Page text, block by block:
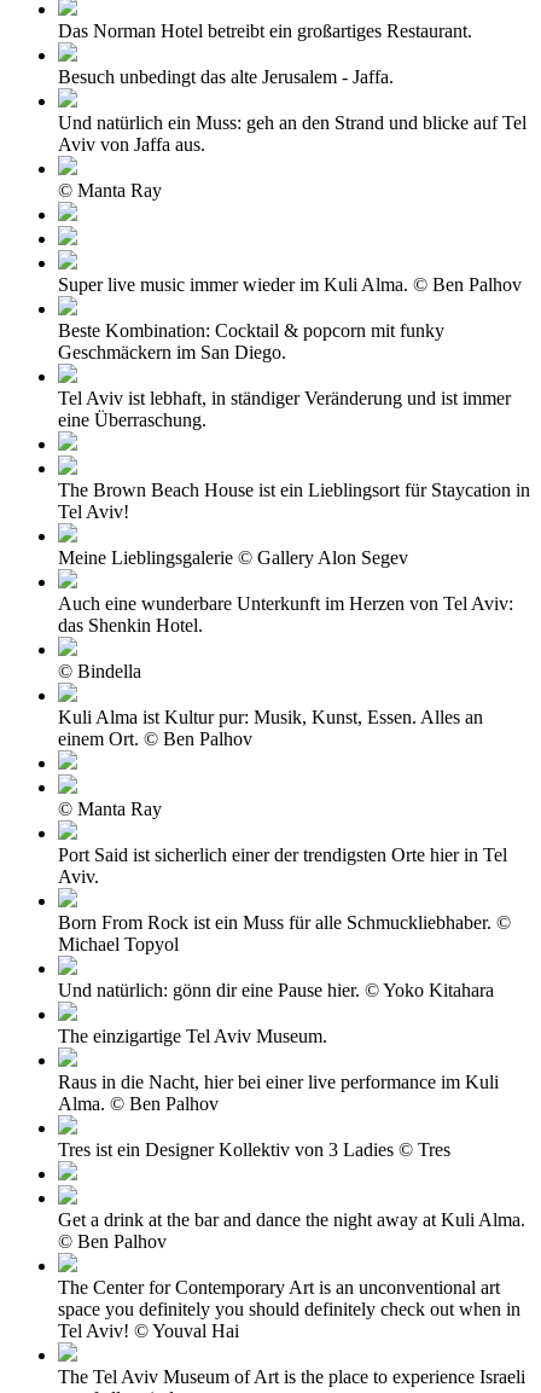
Das Norman Hotel betreibt ein großartiges Restaurant.
Besuch unbedingt das alte Jerusalem - Jaffa.
Und natürlich ein Muss: geh an den Strand und blicke auf Tel
Aviv von Jaffa aus.
© Manta Ray
Super live music immer wieder im Kuli Alma. © Ben Palhov
Beste Kombination: Cocktail & popcorn mit funky
Geschmäckern im San Diego.
Tel Aviv ist lebhaft, in ständiger Veränderung und ist immer
eine Überraschung.
The Brown Beach House ist ein Lieblingsort für Staycation in
Tel Aviv!
Meine Lieblingsgalerie © Gallery Alon Segev
Auch eine wunderbare Unterkunft im Herzen von Tel Aviv:
das Shenkin Hotel.
© Bindella
Kuli Alma ist Kultur pur: Musik, Kunst, Essen. Alles an
einem Ort. © Ben Palhov
© Manta Ray
Port Said ist sicherlich einer der trendigsten Orte hier in Tel
Aviv.
Born From Rock ist ein Muss für alle Schmuckliebhaber. ©
Michael Topyol
Und natürlich: gönn dir eine Pause hier. © Yoko Kitahara
The einzigartige Tel Aviv Museum.
Raus in die Nacht, hier bei einer live performance im Kuli
Alma. © Ben Palhov
Tres ist ein Designer Kollektiv von 3 Ladies © Tres
Get a drink at the bar and dance the night away at Kuli Alma.
© Ben Palhov
The Center for Contemporary Art is an unconventional art
space you definitely you should definitely check out when in
Tel Aviv! © Youval Hai
The Tel Aviv Museum of Art is the place to experience Israeli